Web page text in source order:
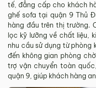
tế, đẳng cấp cho khách
ghế sofa tại quận 9 Thủ
hàng đầu trên thị trường.
lọc kỹ lưỡng về chất liệu,
nhu cầu sử dụng từ phòng
đến không gian phòng
trợ vận chuyển toàn
quận 9, giúp khách hàng